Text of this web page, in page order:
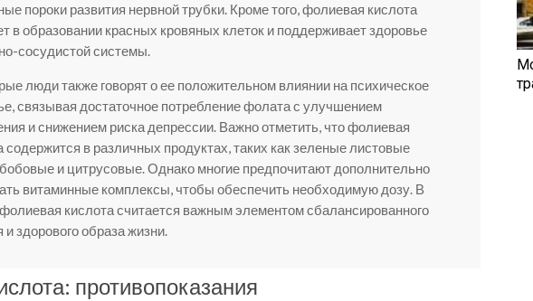
пороки развития нервной трубки. Кроме того, фолиевая кислота
в образовании красных кровяных клеток и поддерживает здоровье
сосудистой системы.
люди также говорят о ее положительном влиянии на психическое
связывая достаточное потребление фолата с улучшением
и снижением риска депрессии. Важно отметить, что фолиевая
содержится в различных продуктах, таких как зеленые листовые
и цитрусовые. Однако многие предпочитают дополнительно
витаминные комплексы, чтобы обеспечить необходимую дозу. В
кислота считается важным элементом сбалансированного
и здорового образа жизни.
противопоказания